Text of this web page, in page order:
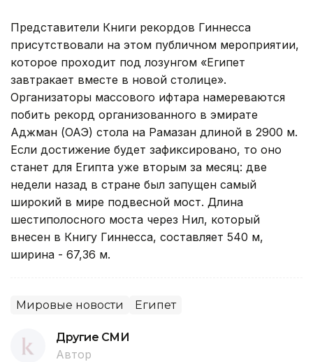
Представители Книги рекордов Гиннесса
присутствовали на этом публичном мероприятии,
которое проходит под лозунгом «Египет
завтракает вместе в новой столице».
Организаторы массового ифтара намереваются
побить рекорд организованного в эмирате
Аджман (ОАЭ) стола на Рамазан длиной в 2900 м.
Если достижение будет зафиксировано, то оно
станет для Египта уже вторым за месяц: две
недели назад в стране был запущен самый
широкий в мире подвесной мост. Длина
шестиполосного моста через Нил, который
внесен в Книгу Гиннесса, составляет 540 м,
ширина - 67,36 м.
Мировые новости Египет
Другие СМИ
Автор